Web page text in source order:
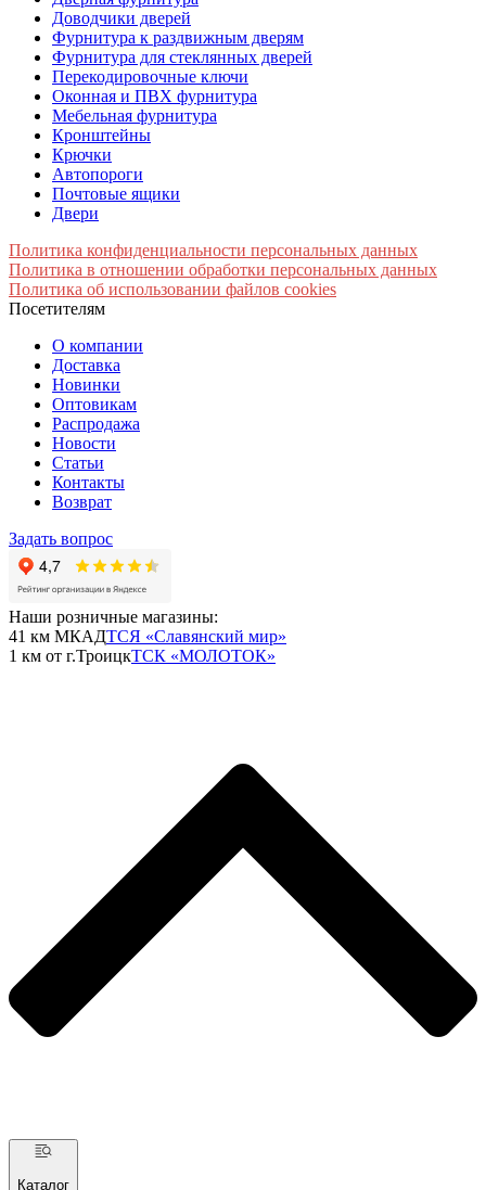
Доводчики дверей
Фурнитура к раздвижным дверям
Фурнитура для стеклянных дверей
Перекодировочные ключи
Оконная и ПВХ фурнитура
Мебельная фурнитура
Кронштейны
Крючки
Автопороги
Почтовые ящики
Двери
Политика конфиденциальности персональных данных
Политика в отношении обработки персональных данных
Политика об использовании файлов cookies
Посетителям
О компании
Доставка
Новинки
Оптовикам
Распродажа
Новости
Статьи
Контакты
Возврат
Задать вопрос
Наши розничные магазины:
41 км МКАДТСЯ «Славянский мир»
1 км от г.ТроицкТСК «МОЛОТОК»
Каталог